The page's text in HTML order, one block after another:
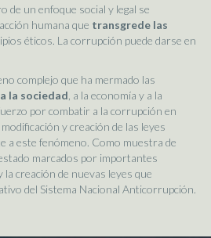
de un enfoque social y legal se
humana que transgrede las
éticos. La corrupción puede darse en
complejo que ha mermado las
la sociedad , a la economía y a la
por combatir a la corrupción en
y creación de las leyes
a este fenómeno. Como muestra de
marcados por importantes
creación de nuevas leyes que
del Sistema Nacional Anticorrupción.